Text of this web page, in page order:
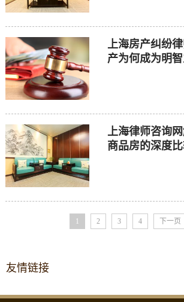
上海房产纠纷
产为何成为明智
上海律师咨询
商品房的深度
1 2 3 4 下一页
友情链接